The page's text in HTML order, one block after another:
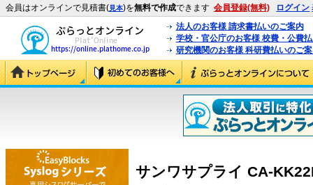
会員はオンラインで見積書(見本)を無料で作成できます 会員登録(無料) ログイン
法人のお客様 請求書払いのご案内
学校・官公庁のお客様 校費・公費
研究機関のお客様 科研費払いのご
サンワサプライ CA-